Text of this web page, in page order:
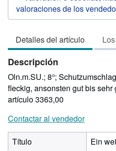
Detalles del artículo
Descripción
Oln.m.SU.; 8°;
fleckig, ansonsten gut bis sehr
artículo 3363,00
Contactar al vendedor
Título
Ein